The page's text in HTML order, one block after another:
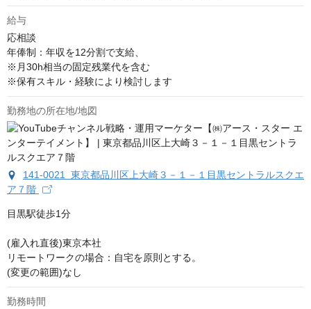
給与
応相談
年俸制：年収を12分割で支給、
※月30h相当の固定残業代を含む
※保有スキル・経験により検討します
勤務地の所在地/地図
141-0021 東京都品川区上大崎３－１－１目黒セントラルスクエ
ア７階
目黒駅徒歩1分
(雇入れ直後)東京本社
リモートワークの場合：自宅を原則とする。
(変更の範囲)なし
勤務時間